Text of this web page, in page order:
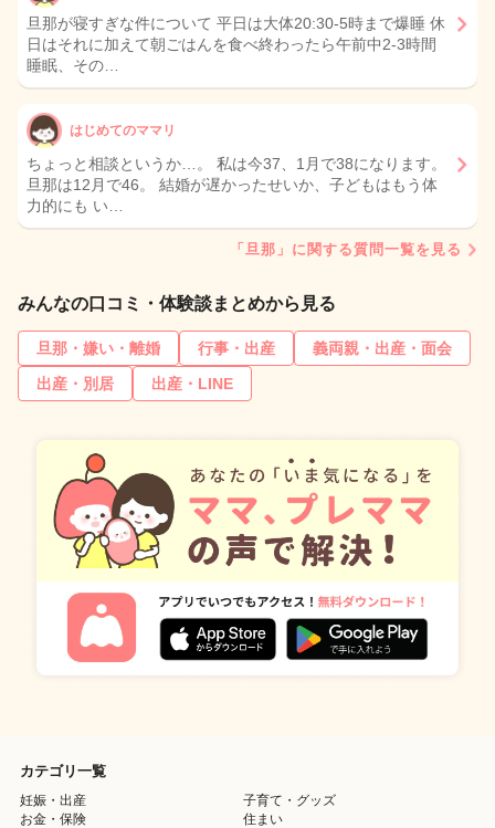
旦那が寝すぎな件について 平日は大体20:30-5時まで爆睡 休
日はそれに加えて朝ごはんを食べ終わったら午前中2-3時間
睡眠、その…
はじめてのママリ
ちょっと相談というか…。 私は今37、1月で38になります。
旦那は12月で46。 結婚が遅かったせいか、子どもはもう体
力的にも い…
「旦那」に関する質問一覧を見る
みんなの口コミ・体験談まとめから見る
旦那・嫌い・離婚 行事・出産
義両親・出産・面会
出産・別居
出産・LINE
カテゴリ一覧
妊娠・出産
子育て・グッズ
お金・保険
住まい